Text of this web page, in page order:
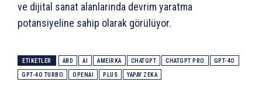
ve dijital sanat alanlarında devrim yaratma
potansiyeline sahip olarak görülüyor.
ETIKETLER ABD AI AMEIRKA CHATGPT CHATGPT PRO GPT-4O
GPT-4O TURBO OPENAI PLUS YAPAY ZEKA